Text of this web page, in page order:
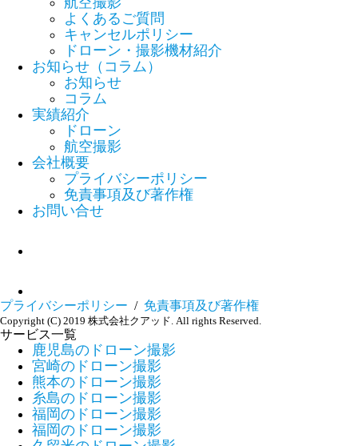
よくあるご質問
キャンセルポリシー
ドローン・撮影機材紹介
お知らせ（コラム）
お知らせ
コラム
実績紹介
ドローン
航空撮影
会社概要
プライバシーポリシー
免責事項及び著作権
お問い合せ
プライバシーポリシー / 免責事項及び著作権
Copyright (C) 2019 株式会社クアッド. All rights Reserved.
サービス一覧
鹿児島のドローン撮影
宮崎のドローン撮影
熊本のドローン撮影
糸島のドローン撮影
福岡のドローン撮影
福岡のドローン撮影